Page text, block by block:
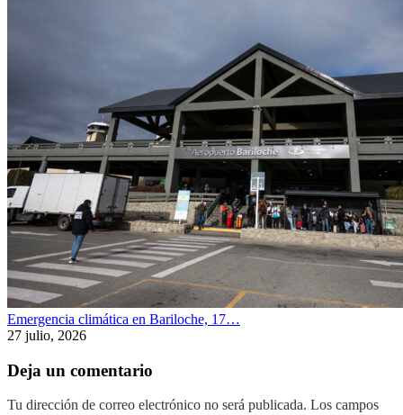
Emergencia climática en Bariloche, 17…
27 julio, 2026
Deja un comentario
Tu dirección de correo electrónico no será publicada. Los campos